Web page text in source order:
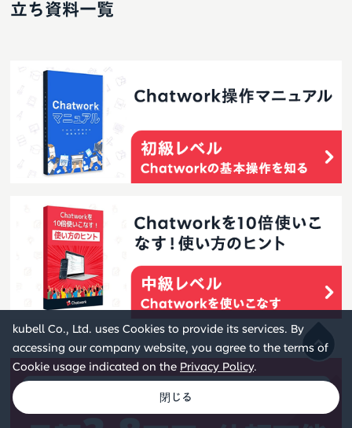
kubell Co., Ltd. uses Cookies to provide its services. By
accessing our company website, you agree to the terms of
Cookie usage indicated on the Privacy Policy.
立ち資料一覧